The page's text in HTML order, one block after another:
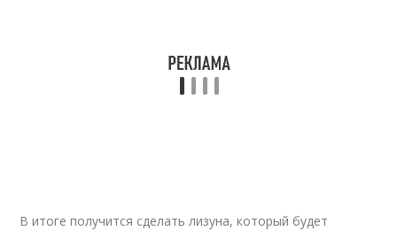
В итоге получится сделать лизуна, который будет